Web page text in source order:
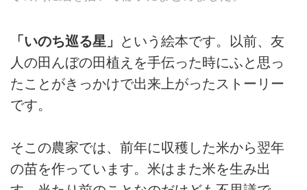
「いのち巡る星」
という絵本です。以前、友
人の田んぼの田植えを手伝った時にふと思っ
たことがきっかけで出来上がったストーリー
です。
そこの農家では、前年に収穫した米から翌年
の苗を作っています。米はまた米を生み出